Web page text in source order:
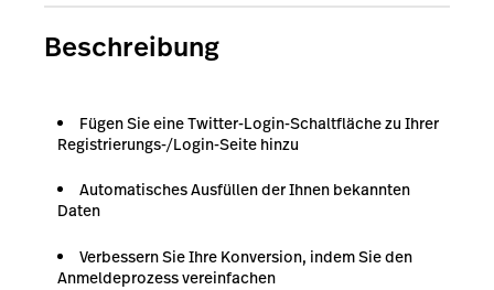
Beschreibung
Fügen Sie eine Twitter-Login-Schaltfläche zu Ihrer
Registrierungs-/Login-Seite hinzu
Automatisches Ausfüllen der Ihnen bekannten
Daten
Verbessern Sie Ihre Konversion, indem Sie den
Anmeldeprozess vereinfachen